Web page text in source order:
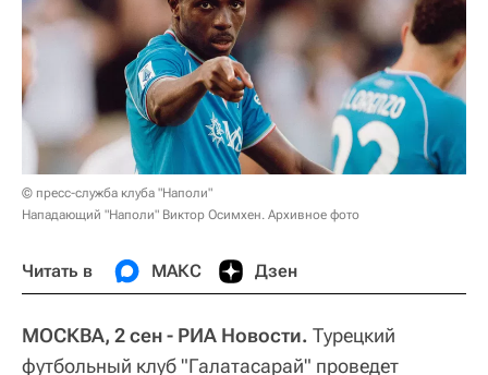
© пресс-служба клуба "Наполи"
Нападающий "Наполи" Виктор Осимхен. Архивное фото
Читать в МАКС Дзен
МОСКВА, 2 сен - РИА Новости. Турецкий
футбольный клуб "Галатасарай" проведет